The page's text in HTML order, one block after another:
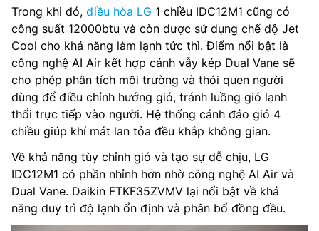
Trong khi đó, điều hòa LG 1 chiều IDC12M1 cũng có
công suất 12000btu và còn được sử dụng chế độ Jet
Cool cho khả năng làm lạnh tức thì. Điểm nổi bật là
công nghệ AI Air kết hợp cánh vẫy kép Dual Vane sẽ
cho phép phân tích môi trường và thói quen người
dùng để điều chỉnh hướng gió, tránh luồng gió lạnh
thổi trực tiếp vào người. Hệ thống cánh đảo gió 4
chiều giúp khí mát lan tỏa đều khắp không gian.
Về khả năng tùy chỉnh gió và tạo sự dễ chịu, LG
IDC12M1 có phần nhỉnh hơn nhờ công nghệ AI Air và
Dual Vane. Daikin FTKF35ZVMV lại nổi bật về khả
năng duy trì độ lạnh ổn định và phân bổ đồng đều.